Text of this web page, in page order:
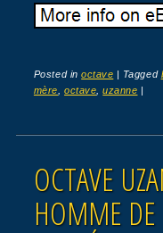
Posted inoctave Tagged
mère ,octave ,uzanne
OCTAVE
HOMME DE